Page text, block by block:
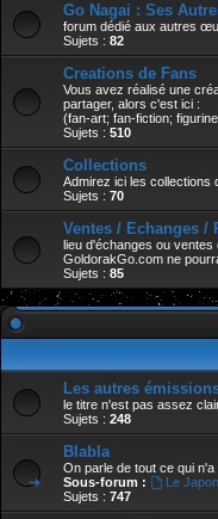
Go Nagai : Ses
forum dédié aux autres
Sujets : 82
Creations de Fans
Vous avez réalisé une
partager, alors c'est ici :
(fan-art; fan-fiction;
Sujets : 510
Collections
Admirez ici les collections
Sujets : 70
Ventes / Echanges /
lieu d'échanges ou ventes
GoldorakGo.com ne
Sujets : 85
Les autres
le titre n'est pas assez
Sujets : 248
Blabla
On parle de tout ce qui
Sous-forum :
Le
Sujets : 747